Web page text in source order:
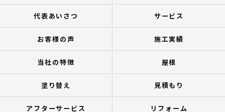
代表あいさつ サービス
お客様の声 施工実績
当社の特徴 屋根
塗り替え 見積もり
アフターサービス リフォーム